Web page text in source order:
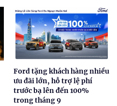
Ford tặng khách hàng nhiều
ưu đãi lớn, hỗ trợ lệ phí
trước bạ lên đến 100%
trong tháng 9